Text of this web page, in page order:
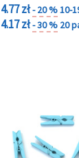
4.77 zł- 20 %10-
4.17 zł- 30 % 20